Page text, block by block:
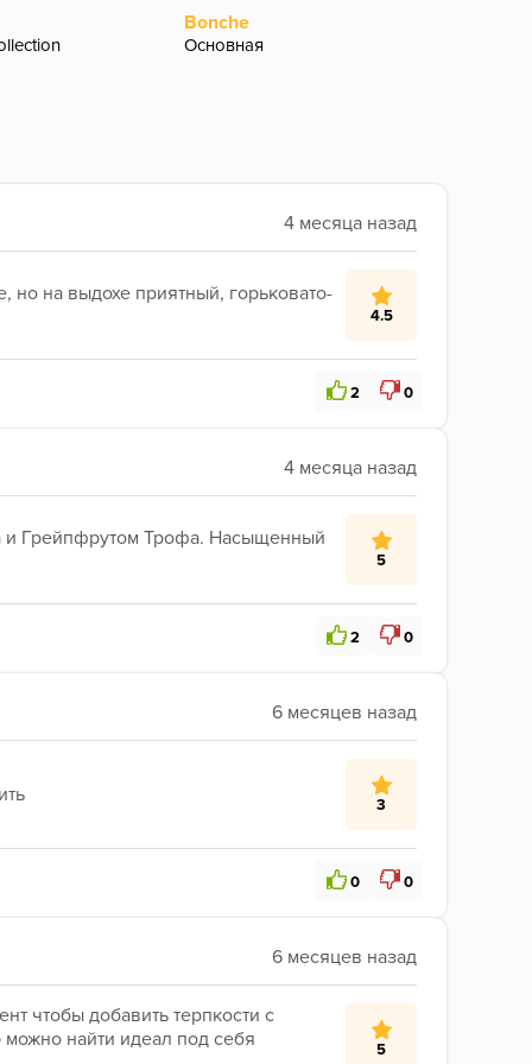
Bonche
Основная
4.5
на выдохе приятный, горьковато-
2 0
5
и Грейпфрутом Трофа. Насыщенный
2 0
3
0 0
5
чтобы добавить терпкости с
найти идеал под себя